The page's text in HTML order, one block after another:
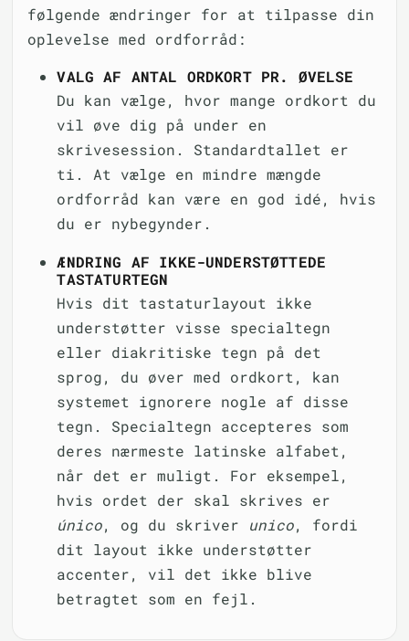
følgende ændringer for at tilpasse din
oplevelse med ordforråd:
VALG AF ANTAL ORDKORT PR. ØVELSE
Du kan vælge, hvor mange ordkort du
vil øve dig på under en
skrivesession. Standardtallet er
ti. At vælge en mindre mængde
ordforråd kan være en god idé, hvis
du er nybegynder.
ÆNDRING AF IKKE-UNDERSTØTTEDE
TASTATURTEGN
Hvis dit tastaturlayout ikke
understøtter visse specialtegn
eller diakritiske tegn på det
sprog, du øver med ordkort, kan
systemet ignorere nogle af disse
tegn. Specialtegn accepteres som
deres nærmeste latinske alfabet,
når det er muligt. For eksempel,
hvis ordet der skal skrives er
único, og du skriver unico, fordi
dit layout ikke understøtter
accenter, vil det ikke blive
betragtet som en fejl.